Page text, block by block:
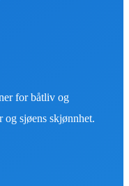
for båtliv og
og sjøens skjønnhet.